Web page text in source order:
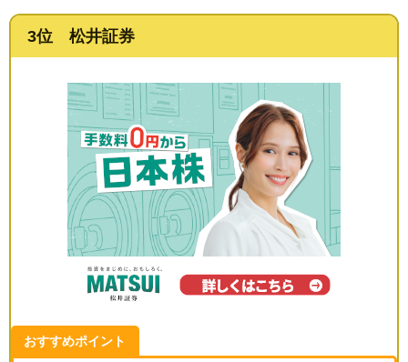
3位 松井証券
おすすめポイント